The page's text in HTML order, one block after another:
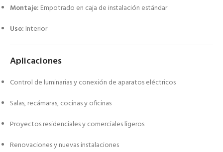
Montaje: Empotrado en caja de instalación estándar
Uso: Interior
Aplicaciones
Control de luminarias y conexión de aparatos eléctricos
Salas, recámaras, cocinas y oficinas
Proyectos residenciales y comerciales ligeros
Renovaciones y nuevas instalaciones